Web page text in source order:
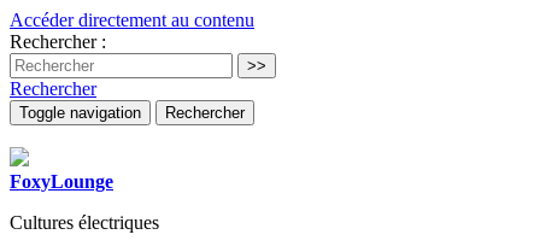
Accéder directement au contenu
Rechercher :
Rechercher
Toggle navigation Rechercher
FoxyLounge
Cultures électriques